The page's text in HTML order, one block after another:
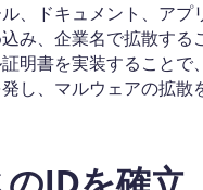
、ドキュメント、アプ
み、企業名で拡散する
明書を実装すること
し、マルウェアの拡散